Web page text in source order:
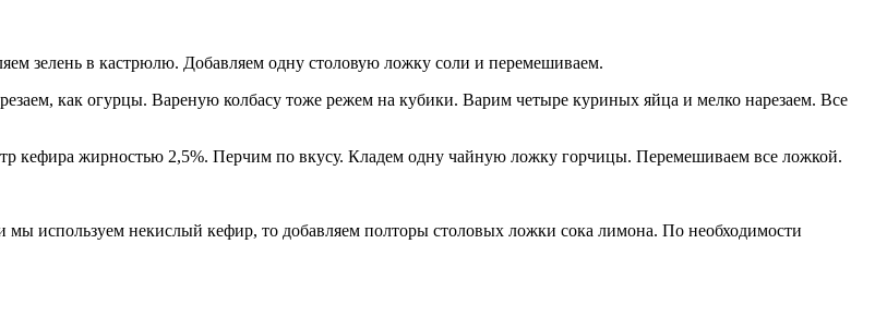
зелень в кастрюлю. Добавляем одну столовую ложку соли и перемешиваем.
как огурцы. Вареную колбасу тоже режем на кубики. Варим четыре куриных яйца и мелко нарезаем. Все
кефира жирностью 2,5%. Перчим по вкусу. Кладем одну чайную ложку горчицы. Перемешиваем все ложкой.
используем некислый кефир, то добавляем полторы столовых ложки сока лимона. По необходимости